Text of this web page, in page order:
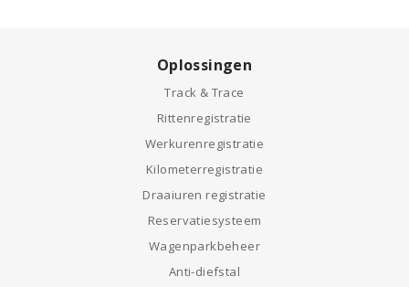
Oplossingen
Track & Trace
Rittenregistratie
Werkurenregistratie
Kilometerregistratie
Draaiuren registratie
Reservatiesysteem
Wagenparkbeheer
Anti-diefstal